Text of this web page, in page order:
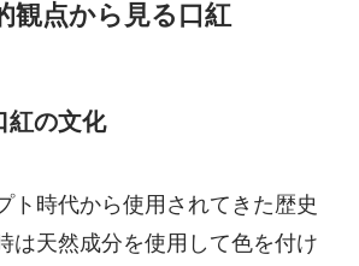
観点から見る口紅
紅の文化
ト時代から使用されてきた歴史
は天然成分を使用して色を付け